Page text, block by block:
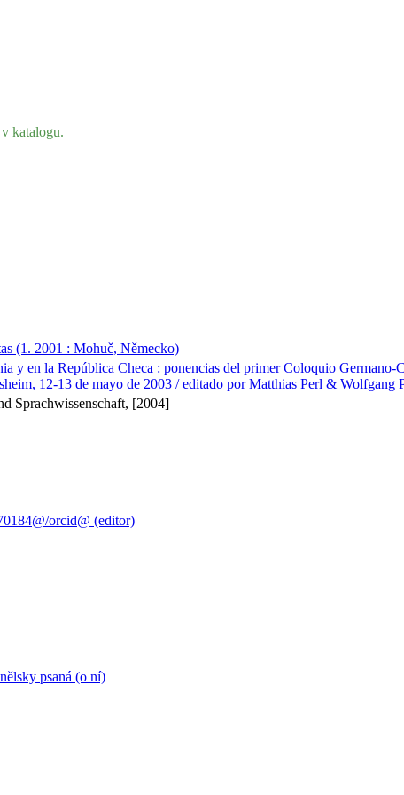
katalogu.
(1. 2001 : Mohuč, Německo)
y en la República Checa : ponencias del primer Coloquio Germano-
12-13 de mayo de 2003 / editado por Matthias Perl & Wolfgang
Sprachwissenschaft, [2004]
orcid@ (editor)
psaná (o ní)